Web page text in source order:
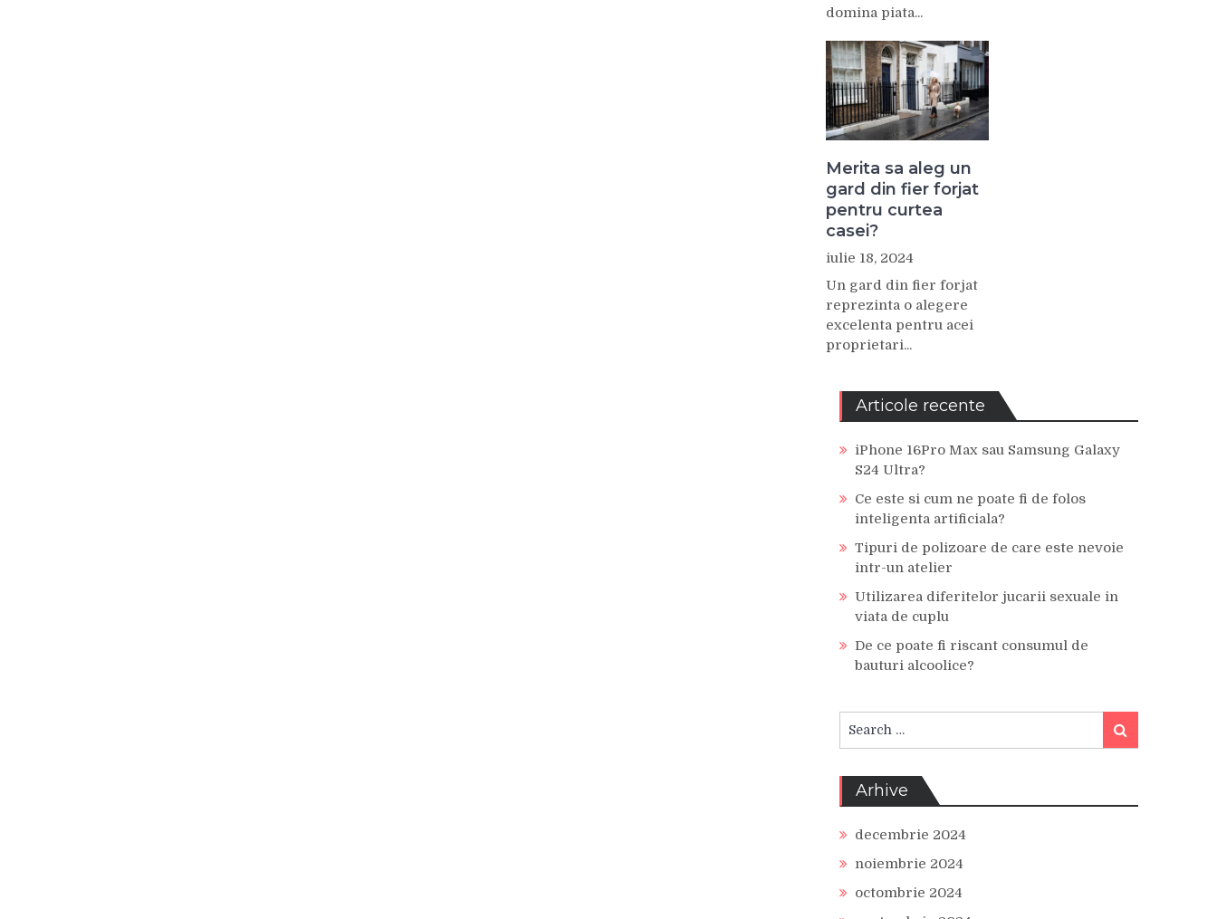
domina piata...
Merita sa aleg un
gard din fier forjat
pentru curtea
casei?
iulie 18, 2024
Un gard din fier forjat
reprezinta o alegere
excelenta pentru acei
proprietari...
Articole recente
iPhone 16Pro Max sau Samsung Galaxy
S24 Ultra?
Ce este si cum ne poate fi de folos
inteligenta artificiala?
Tipuri de polizoare de care este nevoie
intr-un atelier
Utilizarea diferitelor jucarii sexuale in
viata de cuplu
De ce poate fi riscant consumul de
bauturi alcoolice?
for:
Search
Arhive
decembrie 2024
noiembrie 2024
octombrie 2024